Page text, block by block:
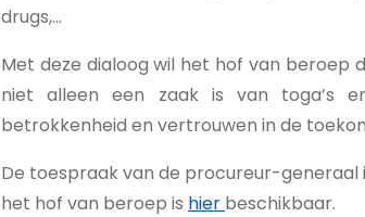
drugs,...
Met deze dialoog wil het hof van beroep
niet alleen een zaak is van toga’s
betrokkenheid en vertrouwen in de
De toespraak van de procureur-generaal
het hof van beroep is hier beschikbaar.